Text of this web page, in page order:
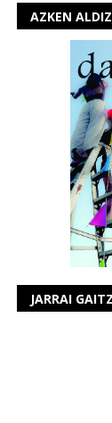
AZKEN
JARRAI